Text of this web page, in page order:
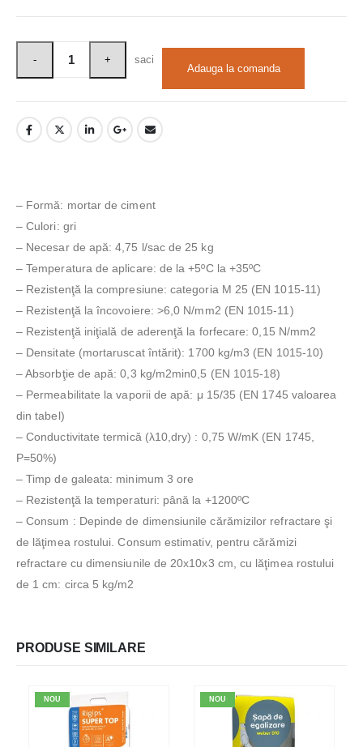
saci
Adauga la comanda
– Formă: mortar de ciment
– Culori: gri
– Necesar de apă: 4,75 l/sac de 25 kg
– Temperatura de aplicare: de la +5ºC la +35ºC
– Rezistenţă la compresiune: categoria Μ 25 (ΕΝ 1015-11)
– Rezistenţă la încovoiere: >6,0 N/mm2 (ΕΝ 1015-11)
– Rezistenţă iniţială de aderenţă la forfecare: 0,15 N/mm2
– Densitate (mortaruscat întărit): 1700 kg/m3 (EN 1015-10)
– Absorbţie de apă: 0,3 kg/m2min0,5 (ΕΝ 1015-18)
– Permeabilitate la vaporii de apă: μ 15/35 (ΕΝ 1745 valoarea
din tabel)
– Conductivitate termică (λ10,dry) : 0,75 W/mK (EN 1745,
P=50%)
– Timp de galeata: minimum 3 ore
– Rezistenţă la temperaturi: până la +1200ºC
– Consum : Depinde de dimensiunile cărămizilor refractare şi
de lăţimea rostului. Consum estimativ, pentru cărămizi
refractare cu dimensiunile de 20x10x3 cm, cu lăţimea rostului
de 1 cm: circa 5 kg/m2
PRODUSE SIMILARE
NOU NOU